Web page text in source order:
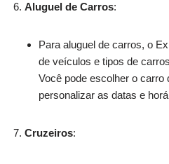
Aluguel de Carros:
Para aluguel de carros, o
de veículos e tipos de
Você pode escolher o carro
personalizar as datas e
Cruzeiros: